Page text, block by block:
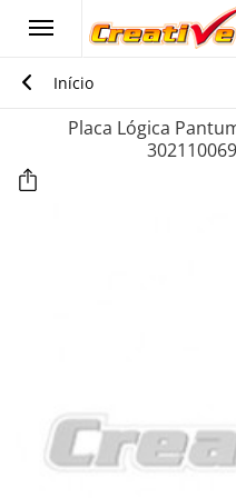
Início
Placa Lógica